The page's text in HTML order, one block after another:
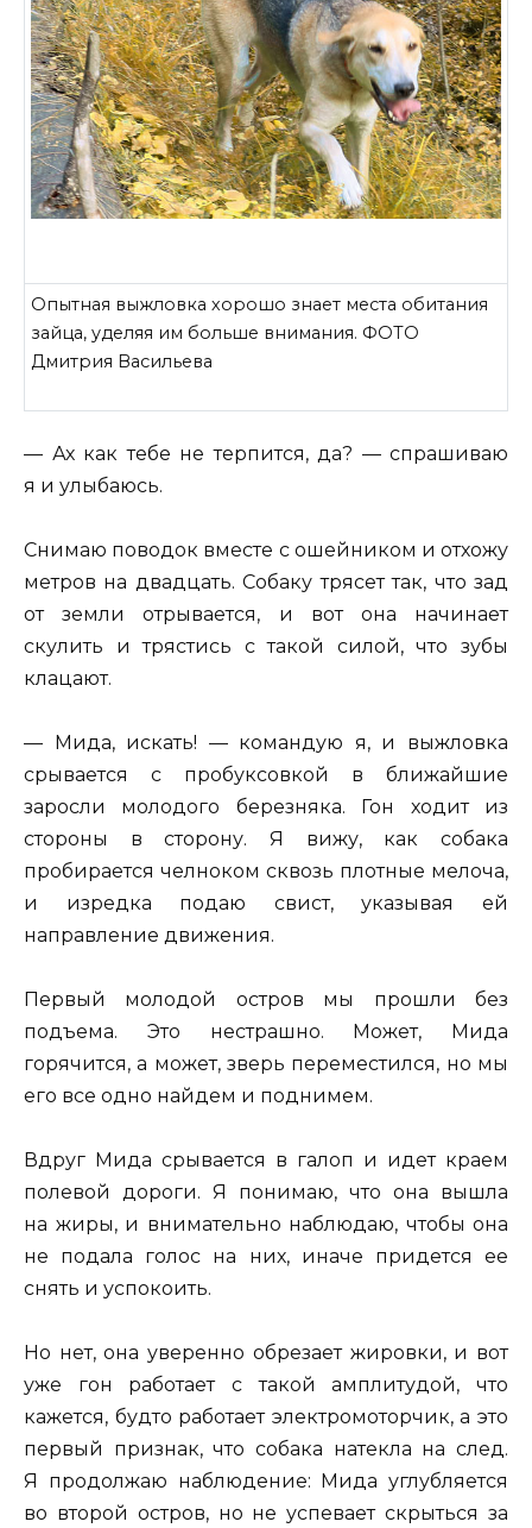
Опытная выжловка хорошо знает места обитания
зайца, уделяя им больше внимания. ФОТО
Дмитрия Васильева
— Ах как тебе не терпится, да? — спрашиваю
я и улыбаюсь.
Снимаю поводок вместе с ошейником и отхожу
метров на двадцать. Собаку трясет так, что зад
от земли отрывается, и вот она начинает
скулить и трястись с такой силой, что зубы
клацают.
— Мида, искать! — командую я, и выжловка
срывается с пробуксовкой в ближайшие
заросли молодого березняка. Гон ходит из
стороны в сторону. Я вижу, как собака
пробирается челноком сквозь плотные мелоча,
и изредка подаю свист, указывая ей
направление движения.
Первый молодой остров мы прошли без
подъема. Это нестрашно. Может, Мида
горячится, а может, зверь переместился, но мы
его все одно найдем и поднимем.
Вдруг Мида срывается в галоп и идет краем
полевой дороги. Я понимаю, что она вышла
на жиры, и внимательно наблюдаю, чтобы она
не подала голос на них, иначе придется ее
снять и успокоить.
Но нет, она уверенно обрезает жировки, и вот
уже гон работает с такой амплитудой, что
кажется, будто работает электромоторчик, а это
первый признак, что собака натекла на след.
Я продолжаю наблюдение: Мида углубляется
во второй остров, но не успевает скрыться за